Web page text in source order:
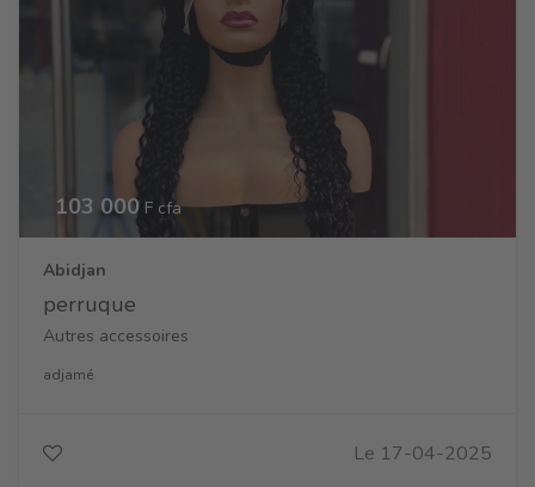
103 000 F cfa
Abidjan
perruque
Autres accessoires
adjamé
Le 17-04-2025